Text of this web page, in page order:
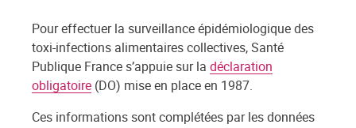
Pour effectuer la surveillance épidémiologique des
toxi-infections alimentaires collectives, Santé
Publique France s’appuie sur la déclaration
obligatoire (DO) mise en place en 1987.
Ces informations sont complétées par les données